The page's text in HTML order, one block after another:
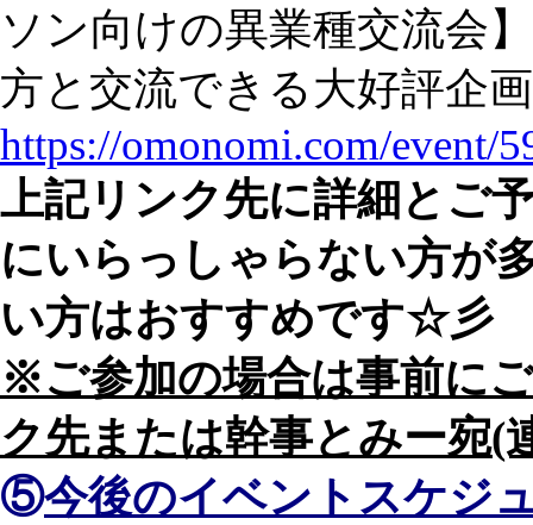
ソン向けの異業種交流会
方と交流できる大好評企
https://omonomi.com/event/
上記リンク先に詳細とご
にいらっしゃらない方が
い方はおすすめです☆彡
※ご参加の場合は事前に
ク先または幹事とみー宛
⑤今後のイベントスケジ